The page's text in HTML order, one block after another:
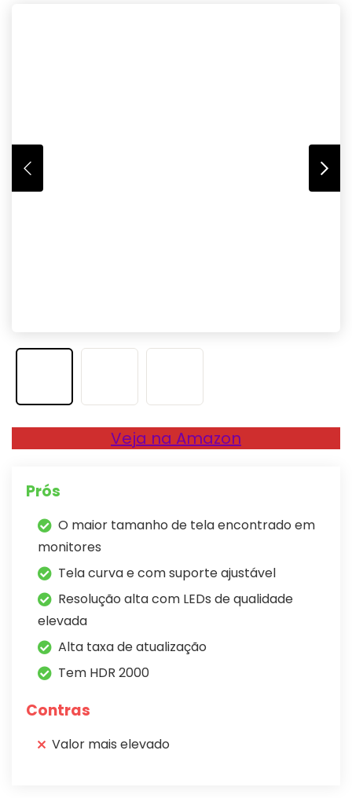
Veja na Amazon
Prós
O maior tamanho de tela encontrado em
monitores
Tela curva e com suporte ajustável
Resolução alta com LEDs de qualidade
elevada
Alta taxa de atualização
Tem HDR 2000
Contras
Valor mais elevado